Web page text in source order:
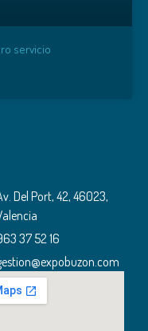
servicio
Del Port, 42, 46023,
37 52 16